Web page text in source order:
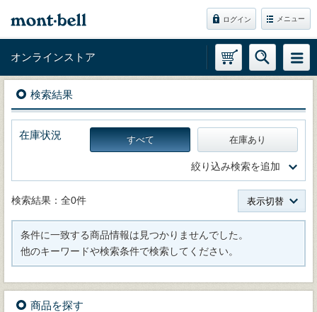
ログイン メニュー
オンラインストア
検索結果
在庫状況 すべて 在庫あり
絞り込み検索を追加
検索結果：全0件 表示切替
条件に一致する商品情報は見つかりませんでした。
他のキーワードや検索条件で検索してください。
商品を探す